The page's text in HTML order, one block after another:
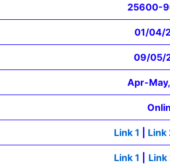
25600-
01/04/
09/05/
Apr-
Link 1 Link
Link 1 Link